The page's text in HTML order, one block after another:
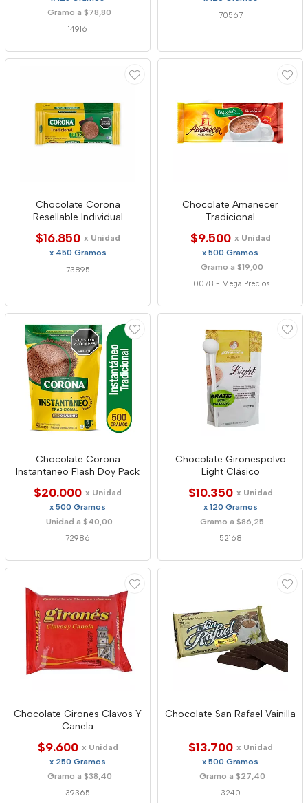
Gramo a $78,80
14916
70567
Chocolate Corona
Resellable Individual
$16.850 x Unidad
x 450 Gramos
73895
Chocolate Amanecer
Tradicional
$9.500 x Unidad
x 500 Gramos
Gramo a $19,00
10078 - Mega Precios
Chocolate Corona
Instantaneo Flash Doy Pack
$20.000 x Unidad
x 500 Gramos
Unidad a $40,00
72986
Chocolate Gironespolvo
Light Clásico
$10.350 x Unidad
x 120 Gramos
Gramo a $86,25
52168
Chocolate Girones Clavos Y
Canela
$9.600 x Unidad
x 250 Gramos
Gramo a $38,40
39365
Chocolate San Rafael Vainilla
$13.700 x Unidad
x 500 Gramos
Gramo a $27,40
3240